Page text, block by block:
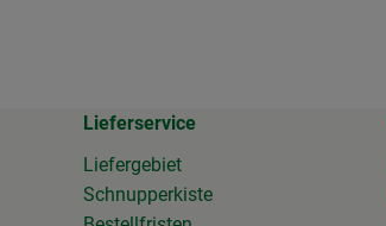
Lieferservice
Liefergebiet
Schnupperkiste